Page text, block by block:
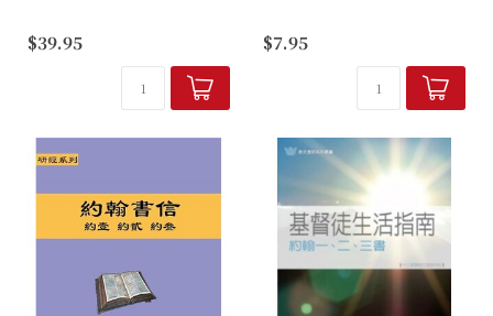
薦的第一本書。☆詹姆斯．漢
$39.95
耶穌連結， 走出黑暗進入光
明，享受愛也分享愛，擁有充
滿喜樂和愛的生命！
$7.95